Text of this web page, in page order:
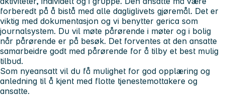
forberedt på å bistå med alle dagliglivets gjøremål. Det er
viktig med dokumentasjon og vi benytter gerica som
journalsystem. Du vil møte pårørende i møter og i bolig
når pårørende er på besøk. Det forventes at den ansatte
samarbeidre godt med pårørende for å tilby et best mulig
tilbud.
Som nyeansatt vil du få mulighet for god opplæring og
anledning til å kjent med flotte tjenestemottakere og
ansatte.